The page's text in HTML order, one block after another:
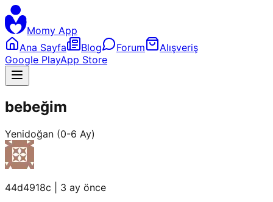
Momy App
Ana Sayfa
Blog Forum
Alışveriş
Google PlayApp Store
bebeğim
Yenidoğan (0-6 Ay)
44d4918c
3 ay önce